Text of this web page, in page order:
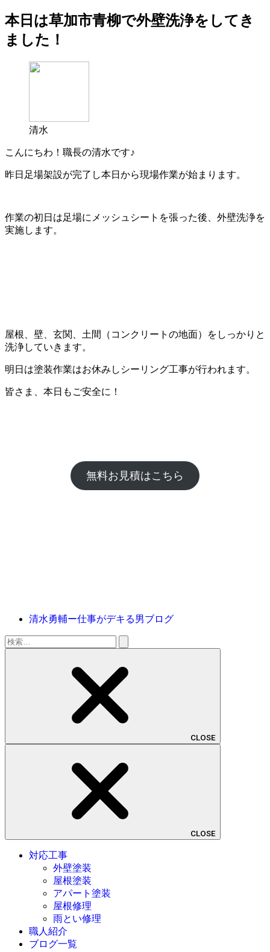
本日は草加市青柳で外壁洗浄をしてき
ました！
清水
こんにちわ！職長の清水です♪
昨日足場架設が完了し本日から現場作業が始まります。
作業の初日は足場にメッシュシートを張った後、外壁洗浄を
実施します。
屋根、壁、玄関、土間（コンクリートの地面）をしっかりと
洗浄していきます。
明日は塗装作業はお休みしシーリング工事が行われます。
皆さま、本日もご安全に！
無料お見積はこちら
清水勇輔ー仕事がデキる男ブログ
検
索:
CLOSE
CLOSE
対応工事
外壁塗装
屋根塗装
アパート塗装
屋根修理
雨とい修理
職人紹介
ブログ一覧